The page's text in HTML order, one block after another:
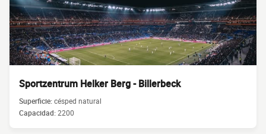
Sportzentrum Helker Berg - Billerbeck
Superficie:césped natural
Capacidad:2200